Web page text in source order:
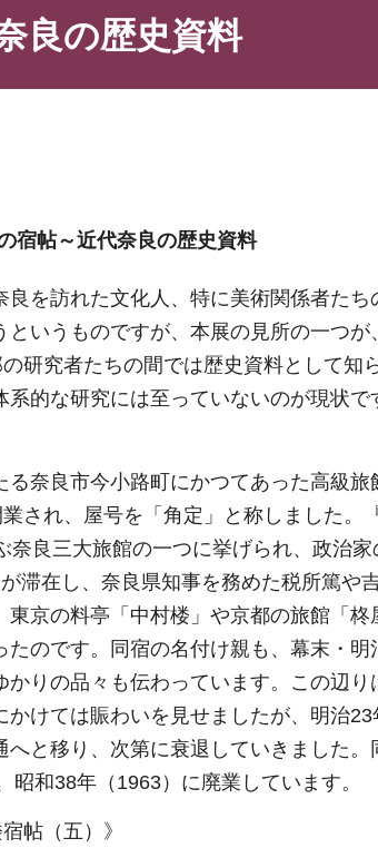
良の歴史資料
宿帖～近代奈良の歴史資料
を訪れた文化人、特に美術関係者たち
いうものですが、本展の見所の一つが
研究者たちの間では歴史資料として知
的な研究には至っていないのが現状
奈良市今小路町にかつてあった高級
され、屋号を「角定」と称しました。
良三大旅館の一つに挙げられ、政治家
滞在し、奈良県知事を務めた税所篤や
京の料亭「中村楼」や京都の旅館「柊
のです。同宿の名付け親も、幕末・明
りの品々も伝わっています。この辺り
けては賑わいを見せましたが、明治
と移り、次第に衰退していきました。
昭和38年（1963）に廃業しています。